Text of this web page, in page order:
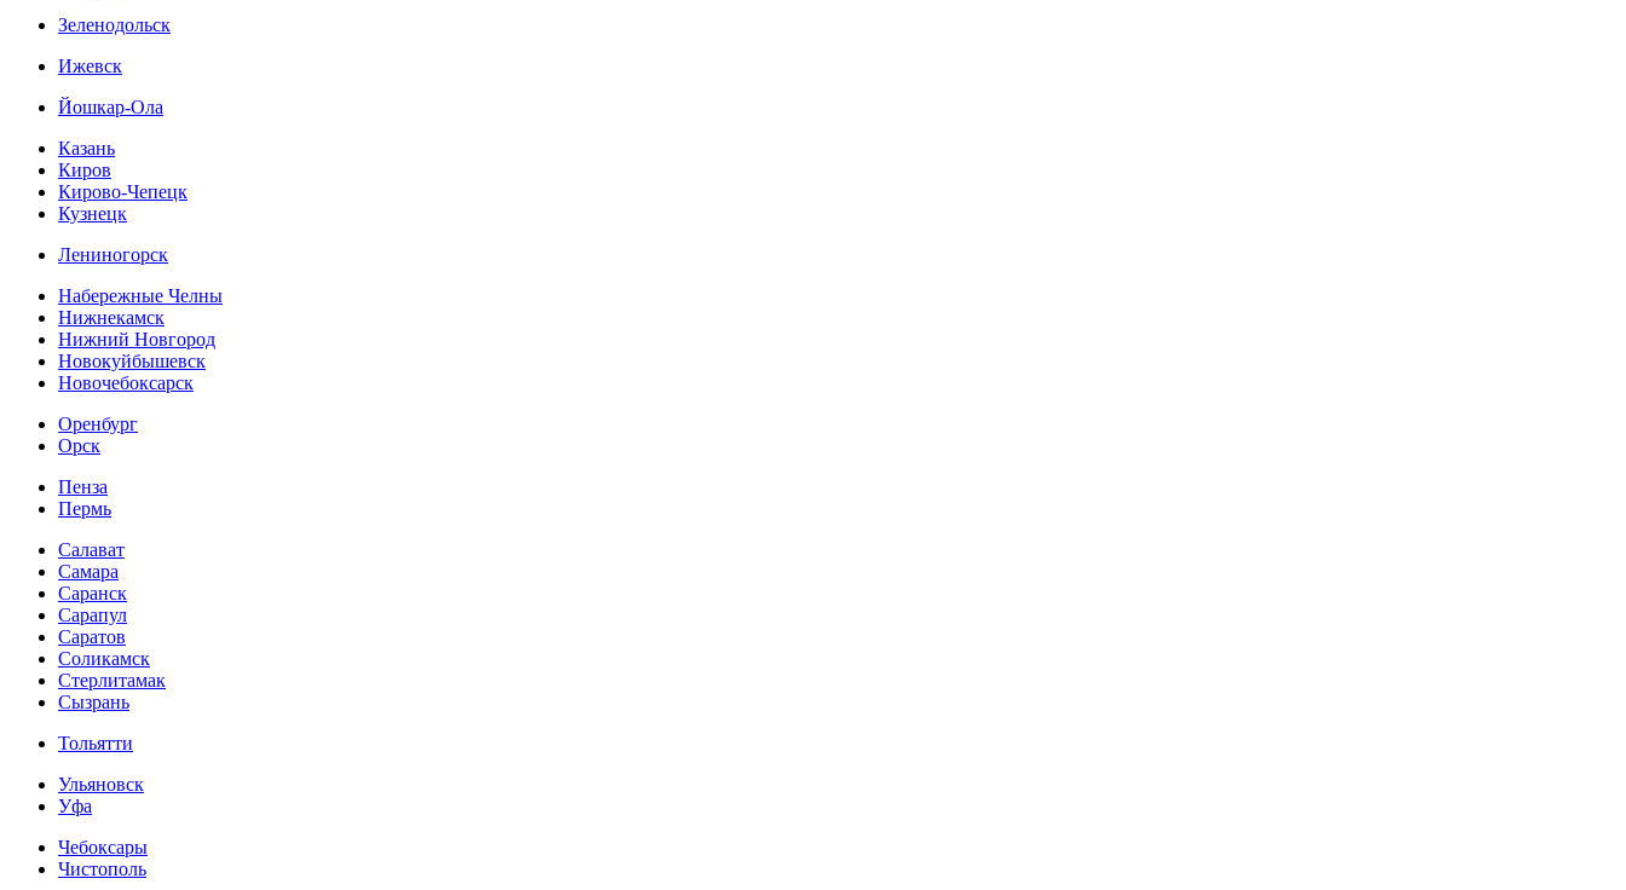
Зеленодольск
Ижевск
Йошкар-Ола
Казань
Киров
Кирово-Чепецк
Кузнецк
Лениногорск
Набережные Челны
Нижнекамск
Нижний Новгород
Новокуйбышевск
Новочебоксарск
Оренбург
Орск
Пенза
Пермь
Салават
Самара
Саранск
Сарапул
Саратов
Соликамск
Стерлитамак
Сызрань
Тольятти
Ульяновск
Уфа
Чебоксары
Чистополь